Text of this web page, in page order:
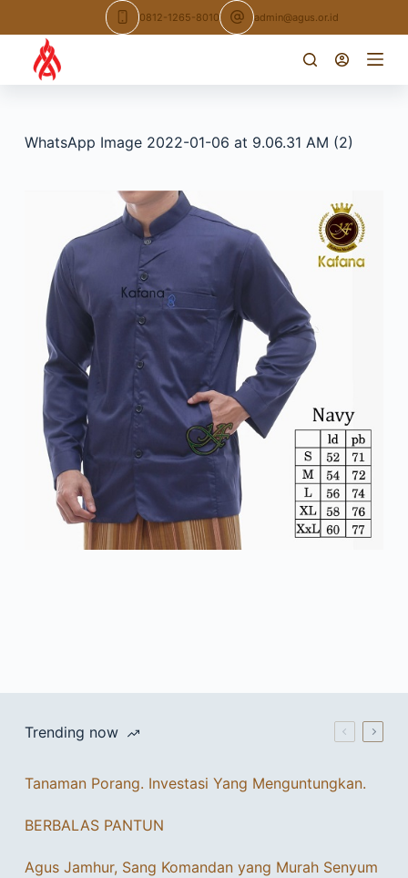
to
content
0812-1265-8010 admin@agus.or.id
WhatsApp Image 2022-01-06 at 9.06.31 AM (2)
Trending now
Tanaman Porang. Investasi Yang Menguntungkan.
BERBALAS PANTUN
Agus Jamhur, Sang Komandan yang Murah Senyum